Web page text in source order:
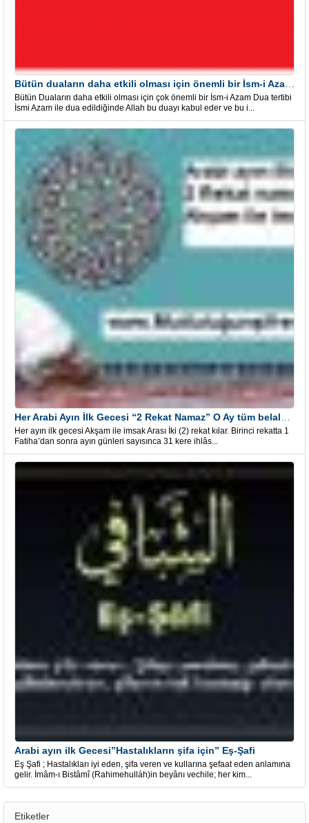
Bütün Duaların daha etkili olması için çok önemli bir İsm-i Azam Dua tertibi
İsmi Azam ile dua edildiğinde Allah bu duayı kabul eder ve bu i...
Her ayın ilk gecesi Akşam ile imsak Arası İki (2) rekat kılar. Birinci rekatta 1
Fatiha’dan sonra ayın günleri sayısınca 31 kere ihlâs...
Arabi ayın ilk Gecesi”Hastalıkların şifa için” Eş-Şafi
Eş Şafi ; Hastalıkları iyi eden, şifa veren ve kullarına şefaat eden anlamına
gelir. İmâm-ı Bistâmî (Rahimehulláh)in beyânı vechile; her kim...
Etiketler